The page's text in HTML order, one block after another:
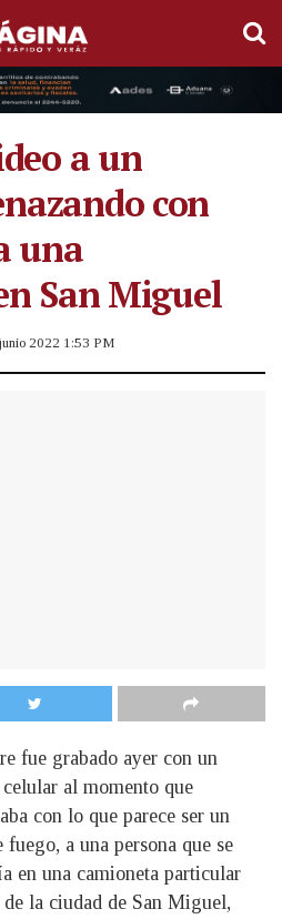
a un
con
una
San Miguel
2022 1:53 PM
fue grabado ayer con un
celular al momento que
con lo que parece ser un
fuego, a una persona que se
en una camioneta particular
la ciudad de San Miguel,